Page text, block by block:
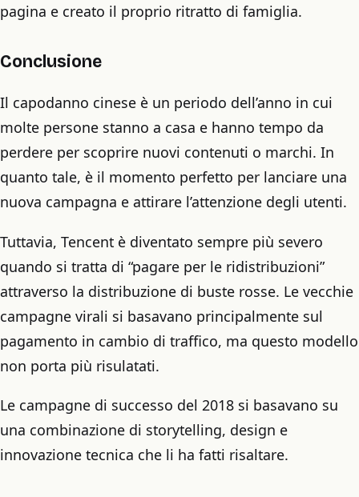
pagina e creato il proprio ritratto di famiglia.
Conclusione
Il capodanno cinese è un periodo dell’anno in cui
molte persone stanno a casa e hanno tempo da
perdere per scoprire nuovi contenuti o marchi. In
quanto tale, è il momento perfetto per lanciare una
nuova campagna e attirare l’attenzione degli utenti.
Tuttavia, Tencent è diventato sempre più severo
quando si tratta di “pagare per le ridistribuzioni”
attraverso la distribuzione di buste rosse. Le vecchie
campagne virali si basavano principalmente sul
pagamento in cambio di traffico, ma questo modello
non porta più risulatati.
Le campagne di successo del 2018 si basavano su
una combinazione di storytelling, design e
innovazione tecnica che li ha fatti risaltare.